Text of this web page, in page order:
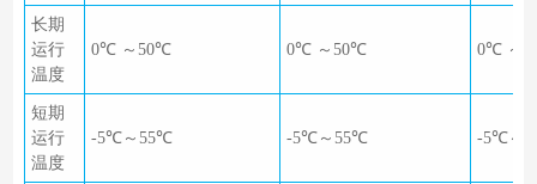
长期
运行
温度
0℃ ～50℃ 0℃ ～50℃ 0℃ ～
短期
运行
温度
-5℃～55℃ -5℃～55℃ -5℃～